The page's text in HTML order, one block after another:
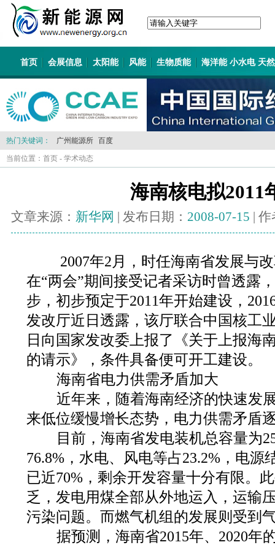
首页 会展信息 太阳能 风能 生物质能 海洋能 小水电 天
热门关键词： 广州能源所 百度
当前位置： 首页 - 学术动态
海南核电拟2011
文章来源： 新华网 | 发布日期： 2008-07-15 |
2007年2月，时任海南省发展与
在“两会”期间接受记者采访时曾透露
步，初步预定于2011年开始建设，
发改厅近日透露，该厅联合中国核工
日向国家发改委上报了《关于上报海
的请示》，条件具备便可开工建设。
海南省电力供需矛盾加大
近年来，随着海南经济的快速发
来低位缓慢增长态势，电力供需矛盾
目前，海南省发电装机总容量为
76.8%，水电、风电等占23.2%，电源
已近70%，剩余开发容量十分有限。
乏，发电用煤全部从外地运入，运输
污染问题。而燃气机组的发展则受到
据预测，海南省2015年、2020年